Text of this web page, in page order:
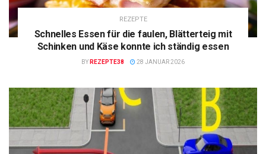
REZEPTE
Schnelles Essen für die faulen, Blätterteig mit
Schinken und Käse konnte ich ständig essen
BY REZEPTE38 28 JANUAR 2026